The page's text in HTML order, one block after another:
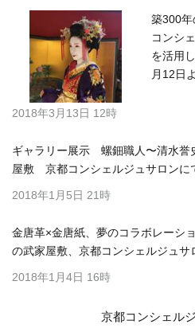
築300年
コンシ
を活用
月12日
2018年3月13日 12時
ギャラリー展示 螺鈿職人〜清水
屋敷 京都コンシェルジュサロンに
2018年1月5日 21時
金唐革×金唐紙、夢のコラボレーシ
の武家屋敷、京都コンシェルジュサ
2018年1月4日 16時
京都コンシェル